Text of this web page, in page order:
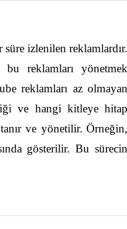
izlenilen reklamlardır.
reklamları yönetmek
reklamları az olmayan
ve hangi kitleye hitap
ve yönetilir. Örneğin,
gösterilir. Bu sürecin